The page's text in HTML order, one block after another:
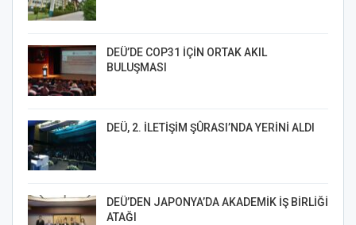
DEÜ’DE COP31 İÇİN ORTAK AKIL
BULUŞMASI
DEÜ, 2. İLETİŞİM ŞÛRASI’NDA YERİNİ ALDI
DEÜ’DEN JAPONYA’DA AKADEMİK İŞ BİRLİĞİ
ATAĞI